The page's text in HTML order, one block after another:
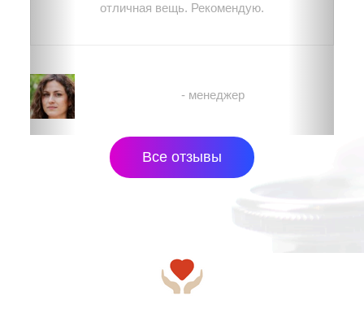
отличная вещь. Рекомендую.
- менеджер
Все отзывы